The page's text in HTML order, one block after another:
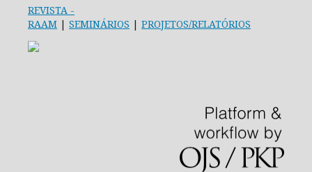
REVISTA -
RAAM | SEMINÁRIOS | PROJETOS/RELATÓRIOS